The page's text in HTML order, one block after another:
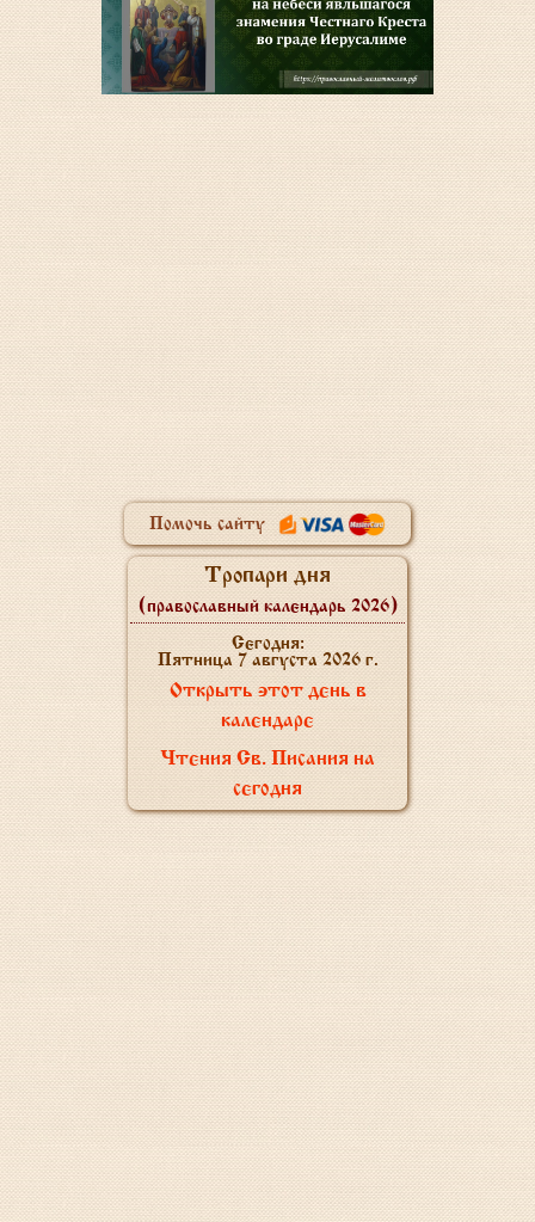
Помочь сайту
Тропари дня
(православный календарь 2026)
Сегодня:
Пятница 7 августа 2026 г.
Открыть этот день в
календаре
Чтения Св. Писания на
сегодня